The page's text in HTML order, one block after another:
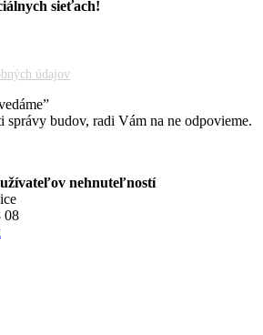
sieťach!
údajov
správy budov, radi Vám na ne odpovieme.
nehnuteľností
08